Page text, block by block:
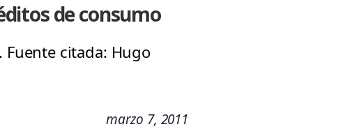
de consumo
citada: Hugo
marzo 7, 2011